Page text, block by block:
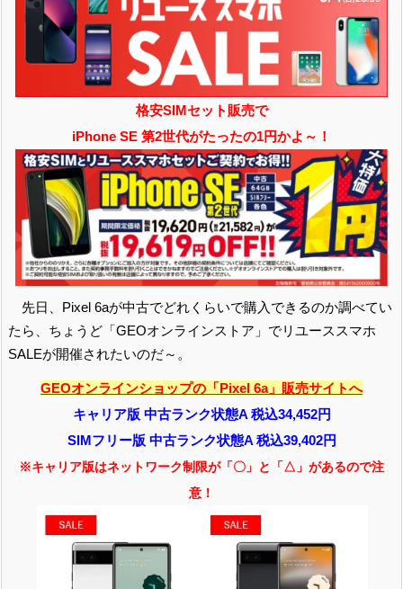
格安SIMセット販売で
iPhone SE 第2世代がたったの1円かよ～！
先日、Pixel 6aが中古でどれくらいで購入できるのか調べてい
たら、ちょうど「GEOオンラインストア」でリユーススマホ
SALEが開催されたいのだ～。
GEOオンラインショップの「Pixel 6a」販売サイトへ
キャリア版 中古ランク状態A 税込34,452円
SIMフリー版 中古ランク状態A 税込39,402円
※キャリア版はネットワーク制限が「〇」と「△」があるので注
意！